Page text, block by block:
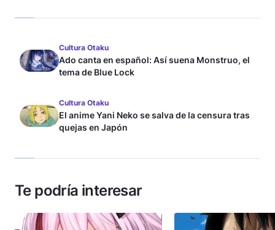
Cultura Otaku
Ado canta en español: Así suena Monstruo, el
tema de Blue Lock
Cultura Otaku
El anime Yani Neko se salva de la censura tras
quejas en Japón
Te podría interesar